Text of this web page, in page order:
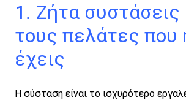
1. Ζήτα συστάσεις
τους πελάτες που
έχεις
Η σύσταση είναι το ισχυρότερο